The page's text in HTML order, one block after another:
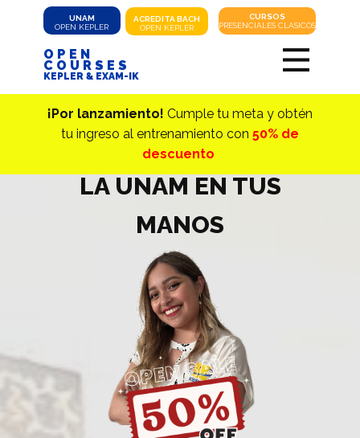
ACREDITABACH
OPEN KEPLER
CURSOS
PRESENCIALES CLASICOS
UNAM
OPEN KEPLER
OPEN
COURSES
KEPLER & EXAM-IK
¡Por lanzamiento! Cumple tu meta y obtén
tu ingreso al entrenamiento con 50% de
descuento
LA UNAM EN TUS
MANOS